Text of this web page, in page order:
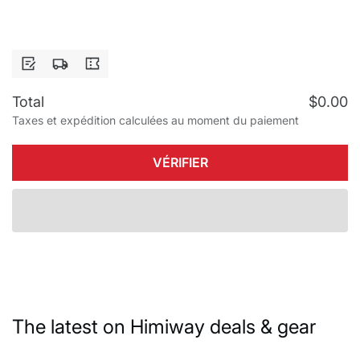
Note Expédition
Total $0.00
Taxes et expédition calculées au moment du paiement
VÉRIFIER
The latest on Himiway deals & gear